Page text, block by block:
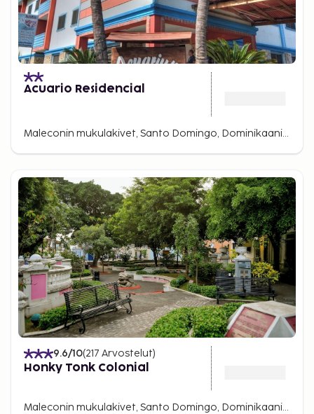
Acuario Residencial
Maleconin mukulakivet, Santo Domingo, Dominikaaninen tasavalta
9.6/10(217 Arvostelut)
Honky Tonk Colonial
Maleconin mukulakivet, Santo Domingo, Dominikaaninen tasavalta